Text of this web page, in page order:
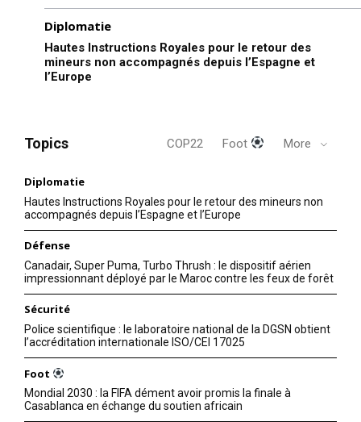
Diplomatie
Hautes Instructions Royales pour le retour des
mineurs non accompagnés depuis l’Espagne et
l’Europe
Topics COP22 Foot More
Diplomatie
Hautes Instructions Royales pour le retour des mineurs non
accompagnés depuis l’Espagne et l’Europe
Défense
Canadair, Super Puma, Turbo Thrush : le dispositif aérien
impressionnant déployé par le Maroc contre les feux de forêt
Sécurité
Police scientifique : le laboratoire national de la DGSN obtient
l’accréditation internationale ISO/CEI 17025
Foot
Mondial 2030 : la FIFA dément avoir promis la finale à
Casablanca en échange du soutien africain